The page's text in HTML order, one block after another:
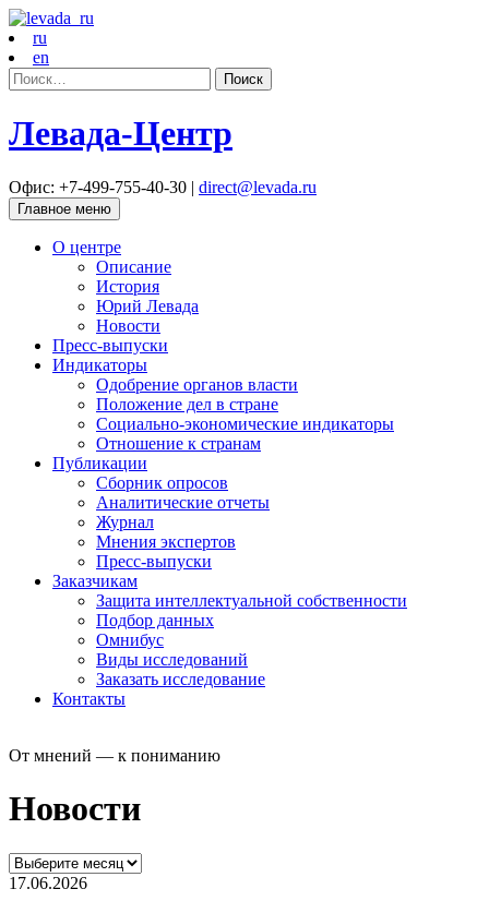
ru
en
Найти:
Левада-Центр
Офис: +7-499-755-40-30 | direct@levada.ru
Главное меню
О центре
Описание
История
Юрий Левада
Новости
Пресс-выпуски
Индикаторы
Одобрение органов власти
Положение дел в стране
Социально-экономические индикаторы
Отношение к странам
Публикации
Сборник опросов
Аналитические отчеты
Журнал
Мнения экспертов
Пресс-выпуски
Заказчикам
Защита интеллектуальной собственности
Подбор данных
Омнибус
Виды исследований
Заказать исследование
Контакты
От мнений — к пониманию
Новости
17.06.2026